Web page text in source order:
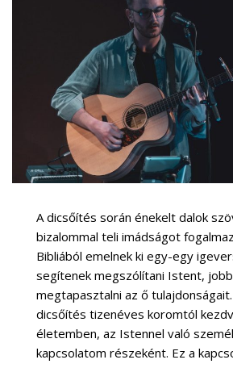
A dicsőítés során énekelt dalok
bizalommal teli imádságot
Bibliából emelnek ki egy-egy
segítenek megszólítani Istent,
megtapasztalni az ő
dicsőítés tizenéves koromtól
életemben, az Istennel való
kapcsolatom részeként. Ez a